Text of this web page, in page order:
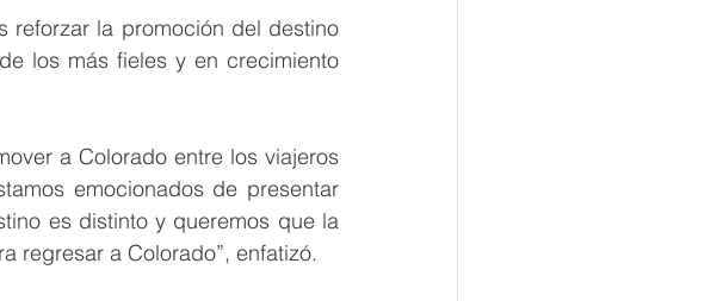
reforzar la promoción del destino
los más fieles y en crecimiento
a Colorado entre los viajeros
emocionados de presentar
es distinto y queremos que la
regresar a Colorado”, enfatizó.